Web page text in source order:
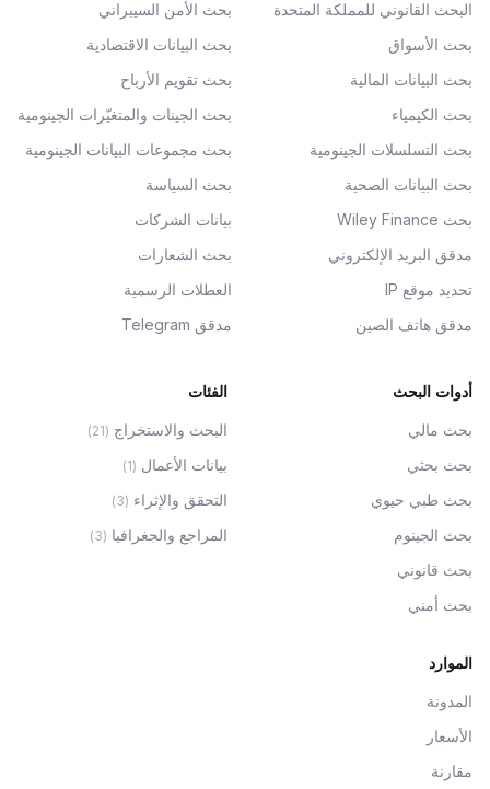
البحث القانوني للمملكة المتحدة
بحث الأمن السيبراني
بحث الأسواق
بحث البيانات الاقتصادية
بحث البيانات المالية
بحث تقويم الأرباح
بحث الكيمياء
بحث الجينات والمتغيّرات الجينومية
بحث التسلسلات الجينومية
بحث مجموعات البيانات الجينومية
بحث البيانات الصحية
بحث السياسة
بحث Wiley Finance
بيانات الشركات
مدقق البريد الإلكتروني
بحث الشعارات
تحديد موقع IP
العطلات الرسمية
مدقق هاتف الصين
مدقق Telegram
أدوات البحث
بحث مالي
بحث بحثي
بحث طبي حيوي
بحث الجينوم
بحث قانوني
بحث أمني
الفئات
البحث والاستخراج (
21
)
بيانات الأعمال (
1
)
التحقق والإثراء (
3
)
المراجع والجغرافيا (
3
)
الموارد
المدونة
الأسعار
مقارنة